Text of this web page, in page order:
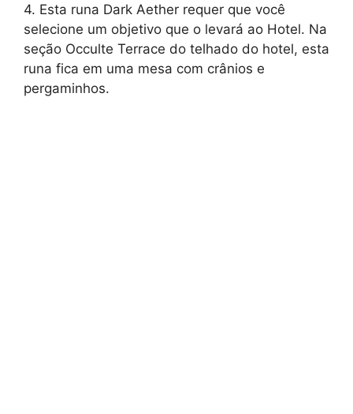
4. Esta runa Dark Aether requer que você
selecione um objetivo que o levará ao Hotel. Na
seção Occulte Terrace do telhado do hotel, esta
runa fica em uma mesa com crânios e
pergaminhos.